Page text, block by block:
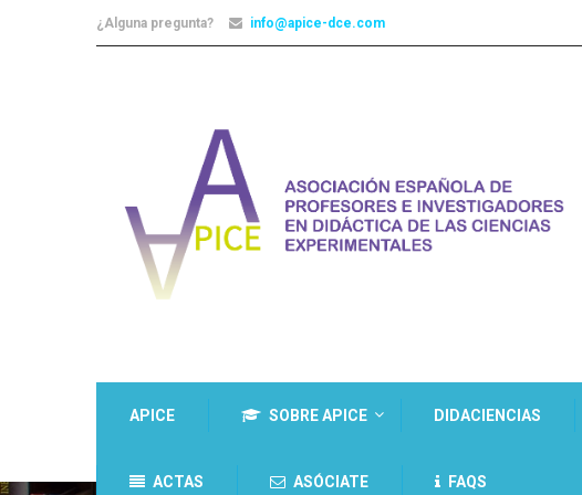
¿Alguna pregunta? info@apice-dce.com
APICE SOBRE APICE DIDACIENCIAS
ACTAS ASÓCIATE FAQS